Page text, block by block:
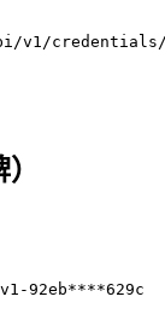
v1/
92eb****629c